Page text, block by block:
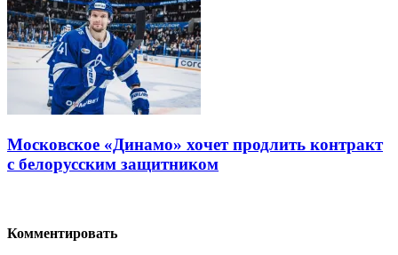
Московское «Динамо» хочет продлить контракт
с белорусским защитником
Комментировать